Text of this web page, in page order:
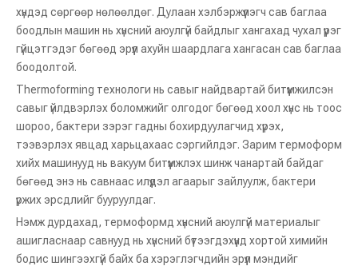
хүндэд сөргөөр нөлөөлдөг. Дулаан хэлбэржүүлэгч сав баглаа
боодлын машин нь хүнсний аюулгүй байдлыг хангахад чухал үүрэг
гүйцэтгэдэг бөгөөд эрүүл ахуйн шаардлага хангасан сав баглаа
боодолтой.
Thermoforming технологи нь савыг найдвартай битүүмжилсэн
савыг үйлдвэрлэх боломжийг олгодог бөгөөд хоол хүнс нь тоос
шороо, бактери зэрэг гадны бохирдуулагчид хүрэх,
тээвэрлэх явцад харьцахаас сэргийлдэг. Зарим термоформ
хийх машинууд нь вакуум битүүмжлэх шинж чанартай байдаг
бөгөөд энэ нь савнаас илүүдэл агаарыг зайлуулж, бактери
үржих эрсдлийг бууруулдаг.
Нэмж дурдахад, термоформд хүнсний аюулгүй материалыг
ашигласнаар савнууд нь хүнсний бүтээгдэхүүнд хортой химийн
бодис шингээхгүй байх ба хэрэглэгчдийн эрүүл мэндийг